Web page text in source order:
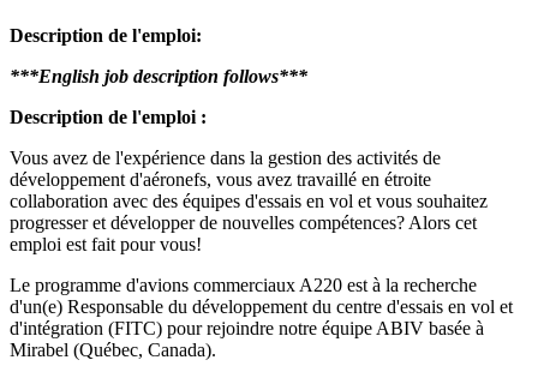
Description de l'emploi:
***English job description follows***
Description de l'emploi :
Vous avez de l'expérience dans la gestion des activités de
développement d'aéronefs, vous avez travaillé en étroite
collaboration avec des équipes d'essais en vol et vous souhaitez
progresser et développer de nouvelles compétences? Alors cet
emploi est fait pour vous!
Le programme d'avions commerciaux A220 est à la recherche
d'un(e) Responsable du développement du centre d'essais en vol et
d'intégration (FITC) pour rejoindre notre équipe ABIV basée à
Mirabel (Québec, Canada).